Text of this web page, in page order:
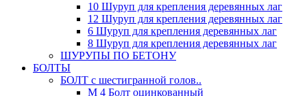
10 Шуруп для крепления деревянных лаг
12 Шуруп для крепления деревянных лаг
6 Шуруп для крепления деревянных лаг
8 Шуруп для крепления деревянных лаг
ШУРУПЫ ПО БЕТОНУ
БОЛТЫ
БОЛТ с шестигранной голов..
М 4 Болт оцинкованный